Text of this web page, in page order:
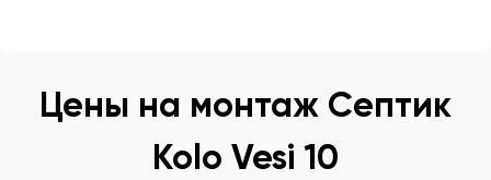
Цены на монтаж Септик
Kolo Vesi 10